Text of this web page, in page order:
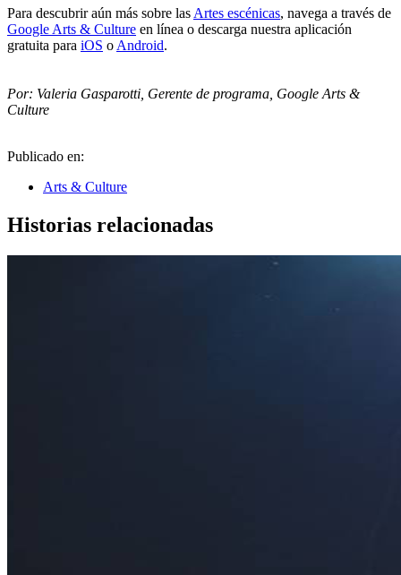
Para descubrir aún más sobre lasArtes escénicas, navega a través de
Google Arts & Culture en línea o descarga nuestra aplicación
gratuita para iOS oAndroid.
Por: Valeria Gasparotti, Gerente de programa, Google Arts &
Culture
Publicado en:
Arts & Culture
Historias relacionadas